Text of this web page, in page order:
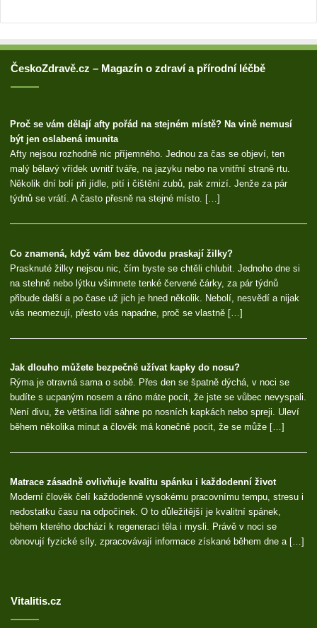
ČeskoZdravě.cz – Magazín o zdraví a přírodní léčbě
Proč se vám dělají afty pořád na stejném místě? Na vině nemusí
být jen oslabená imunita
Afty nejsou rozhodně nic příjemného. Jednou za čas se objeví, ten
malý bělavý vřídek uvnitř tváře, na jazyku nebo na vnitřní straně rtu.
Několik dní bolí při jídle, pití i čištění zubů, pak zmizí. Jenže za pár
týdnů se vrátí. A často přesně na stejné místo. […]
Co znamená, když vám bez důvodu praskají žilky?
Prasknuté žilky nejsou nic, čím byste se chtěli chlubit. Jednoho dne si
na stehně nebo lýtku všimnete tenké červené čárky, za pár týdnů
přibude další a po čase už jich je hned několik. Nebolí, nesvědí a nijak
vás neomezují, přesto vás napadne, proč se vlastně […]
Jak dlouho můžete bezpečně užívat kapky do nosu?
Rýma je otravná sama o sobě. Přes den se špatně dýchá, v noci se
budíte s ucpaným nosem a ráno máte pocit, že jste se vůbec nevyspali.
Není divu, že většina lidí sáhne po nosních kapkách nebo spreji. Uleví
během několika minut a člověk má konečně pocit, že se může […]
Matrace zásadně ovlivňuje kvalitu spánku i každodenní život
Moderní člověk čelí každodenně vysokému pracovnímu tempu, stresu i
nedostatku času na odpočinek. O to důležitější je kvalitní spánek,
během kterého dochází k regeneraci těla i mysli. Právě v noci se
obnovují fyzické síly, zpracovávají informace získané během dne a […]
Vitalitis.cz